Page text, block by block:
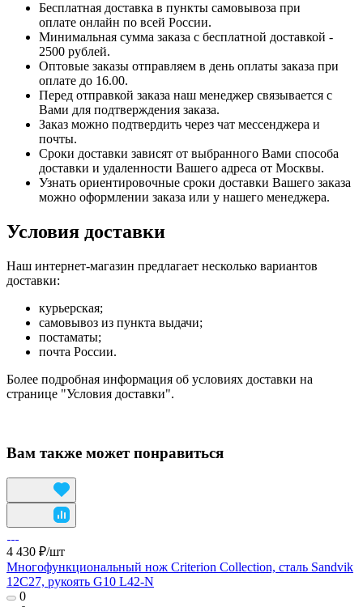
Бесплатная доставка в пункты самовывоза при
оплате онлайн по всей России.
Минимальная сумма заказа с бесплатной доставкой -
2500 рублей.
Оптовые заказы отправляем в день оплаты заказа при
оплате до 16.00.
Перед отправкой заказа наш менеджер связывается с
Вами для подтверждения заказа.
Заказ можно подтвердить через чат мессенджера и
почты.
Сроки доставки зависят от выбранного Вами способа
доставки и удаленности Вашего адреса от Москвы.
Узнать ориентировочные сроки доставки Вашего заказа
можно оформлении заказа или у нашего менеджера.
Условия доставки
Наш интернет-магазин предлагает несколько вариантов
доставки:
курьерская;
самовывоз из пункта выдачи;
постаматы;
почта России.
Более подробная информация об условиях доставки на
странице "Условия доставки".
Вам также может понравиться
4 430 ₽/шт
Многофункциональный нож Criterion Collection, сталь Sandvik
12C27, рукоять G10 L42-N
0